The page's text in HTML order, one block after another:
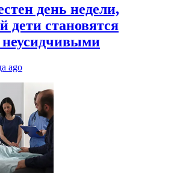
день недели,
дети становятся
неусидчивыми
ago